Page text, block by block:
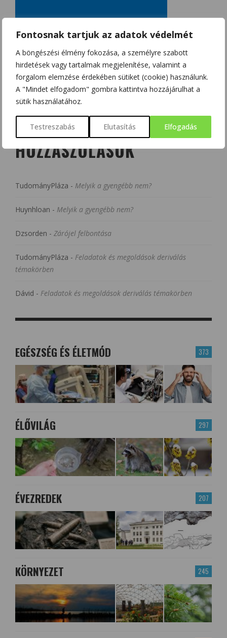
Fontosnak tartjuk az adatok védelmét
A böngészési élmény fokozása, a személyre szabott
hirdetések vagy tartalmak megjelenítése, valamint a
forgalom elemzése érdekében sütiket (cookie) használunk.
A "Mindet elfogadom" gombra kattintva hozzájárulhat a
sütik használatához.
Testreszabás Elutasítás Elfogadás
LEGUTÓBBI
HOZZÁSZÓLÁSOK
TudományPláza - Melyik a gyengébb nem?
Huynhloan - Melyik a gyengébb nem?
Dzsorden - Zárójel felbontása
TudományPláza - Feladatok és megoldások deriválás
témakörben
Dávid - Feladatok és megoldások deriválás témakörben
373
EGÉSZSÉG ÉS ÉLETMÓD
297
ÉLŐVILÁG
207
ÉVEZREDEK
245
KÖRNYEZET